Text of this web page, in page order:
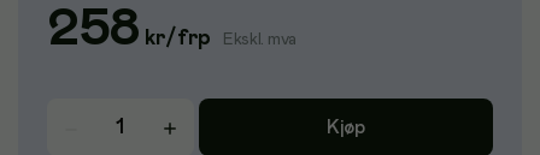
258 kr/frp Ekskl. mva
Kjøp